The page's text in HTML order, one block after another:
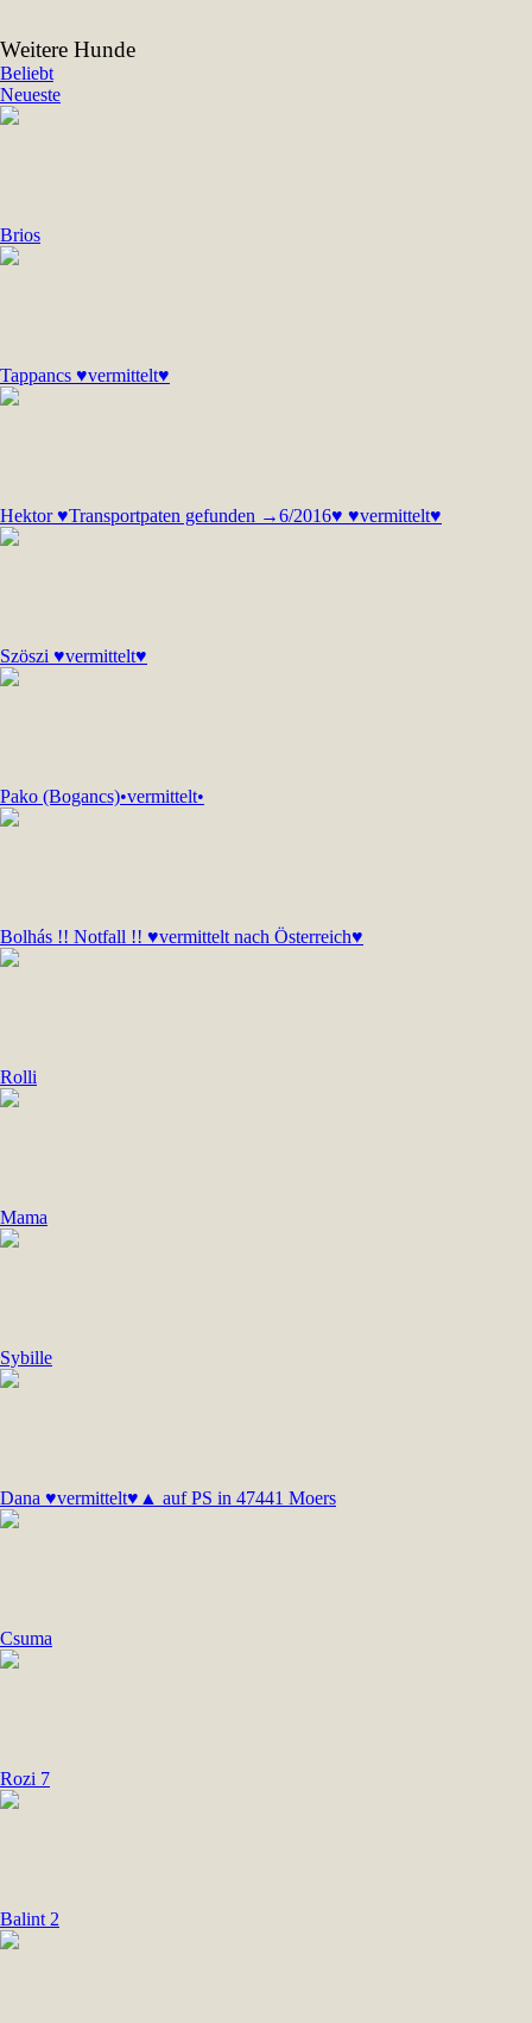
Weitere Hunde
Beliebt
Neueste
Brios
Tappancs ♥vermittelt♥
Hektor ♥Transportpaten gefunden →6/2016♥ ♥vermittelt♥
Szöszi ♥vermittelt♥
Pako (Bogancs)•vermittelt•
Bolhás !! Notfall !! ♥vermittelt nach Österreich♥
Rolli
Mama
Sybille
Dana ♥vermittelt♥▲ auf PS in 47441 Moers
Csuma
Rozi 7
Balint 2